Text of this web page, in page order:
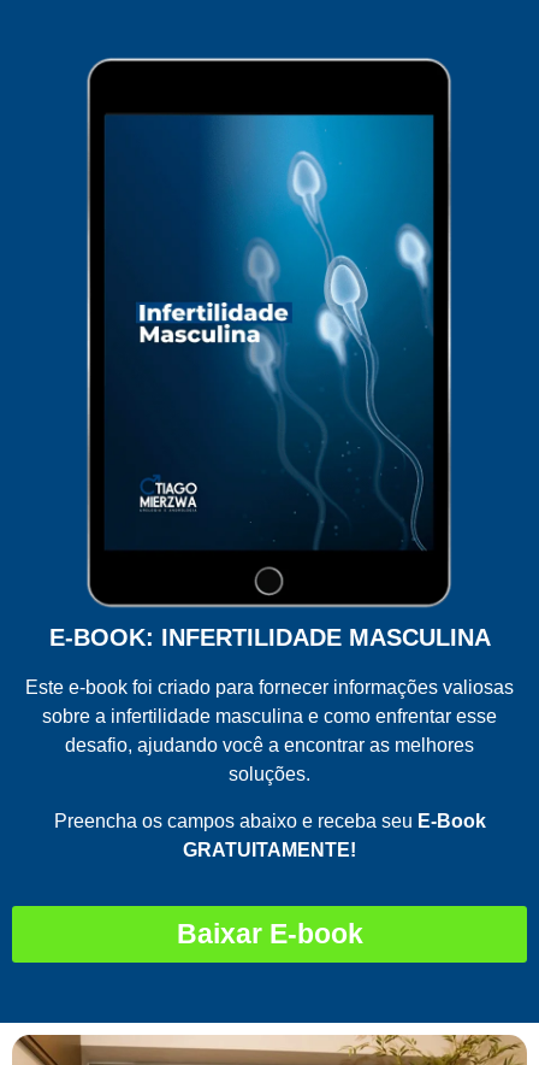
E-BOOK: INFERTILIDADE MASCULINA
Este e-book foi criado para fornecer informações valiosas
sobre a infertilidade masculina e como enfrentar esse
desafio, ajudando você a encontrar as melhores
soluções.
Preencha os campos abaixo e receba seu E-Book
GRATUITAMENTE!
Baixar E-book